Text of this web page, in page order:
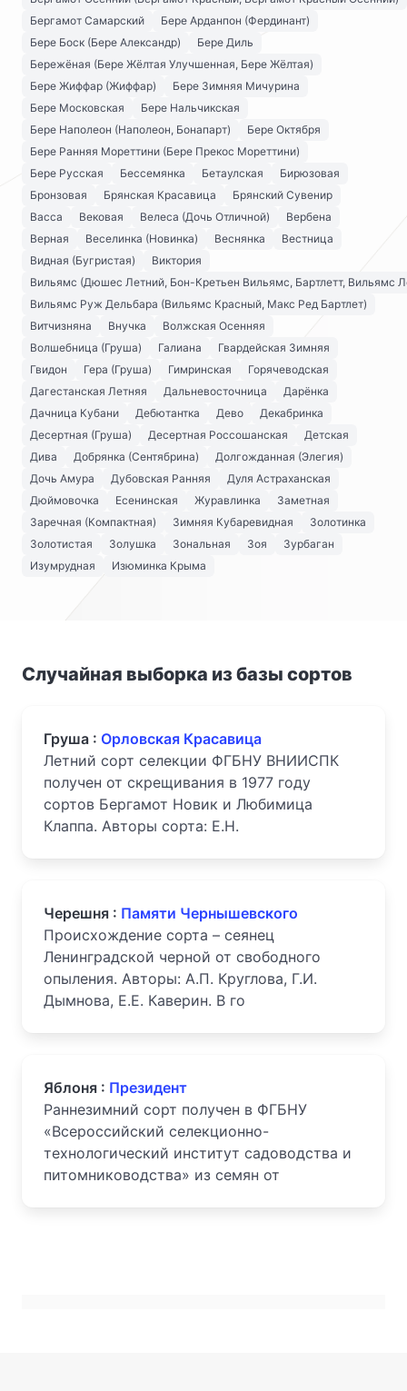
Бергамот Самарский
Бере Арданпон (Фердинант)
Бере Боск (Бере Александр)
Бере Диль
Бережёная (Бере Жёлтая Улучшенная, Бере Жёлтая)
Бере Жиффар (Жиффар)
Бере Зимняя Мичурина
Бере Московская
Бере Нальчикская
Бере Наполеон (Наполеон, Бонапарт)
Бере Октября
Бере Ранняя Мореттини (Бере Прекос Мореттини)
Бере Русская
Бессемянка Бетаулская
Бирюзовая
Бронзовая
Брянская Красавица
Брянский Сувенир
Васса
Вековая Велеса (Дочь Отличной)
Вербена
Верная
Веселинка (Новинка) Веснянка
Вестница
Видная (Бугристая)
Виктория
Вильямс (Дюшес Летний, Бон-Кретьен Вильямс, Бартлетт, Вильямс
Вильямс Руж Дельбара (Вильямс Красный, Макс Ред Бартлет)
Витчизняна
Внучка
Волжская Осенняя
Волшебница (Груша)
Галиана
Гвардейская Зимняя
Гвидон
Гера (Груша) Гимринская
Горячеводская
Дагестанская Летняя
Дальневосточница
Дарёнка
Дачница Кубани
Дебютантка Дево
Декабринка
Десертная (Груша)
Десертная Россошанская
Детская
Дива
Добрянка (Сентябрина)
Долгожданная (Элегия)
Дочь Амура
Дубовская Ранняя
Дуля Астраханская
Дюймовочка
Есенинская Журавлинка
Заметная
Заречная (Компактная)
Зимняя Кубаревидная
Золотинка
Золотистая
Золушка Зональная Зоя
Зурбаган
Изумрудная
Изюминка Крыма
Случайная выборка из базы сортов
Груша : Орловская Красавица
Летний сорт селекции ФГБНУ ВНИИСПК
получен от скрещивания в 1977 году
сортов Бергамот Новик и Любимица
Клаппа. Авторы сорта: Е.Н.
Черешня : Памяти Чернышевского
Происхождение сорта – сеянец
Ленинградской черной от свободного
опыления. Авторы: А.П. Круглова, Г.И.
Дымнова, Е.Е. Каверин. В го
Яблоня : Президент
Раннезимний сорт получен в ФГБНУ
«Всероссийский селекционно-
технологический институт садоводства и
питомниководства» из семян от